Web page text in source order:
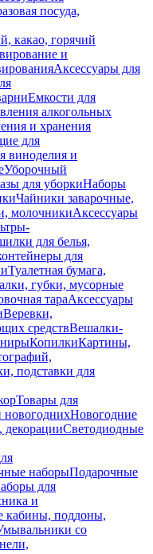
посуда,
какао, горячий
и
Аксессуары для
Емкости для
алкогольных
и хранения
для
виноделия и
Уборочный
для уборкиНаборы
Чайники заварочные,
молочникиАксессуары
для белья,
для
Туалетная бумага,
губки, мусорные
тараАксессуары
Веревки,
средствВешалки-
КопилкиКартины,
подставки для
Товары для
новогоднихНовогодние
Светодиодные
наборыПодарочные
для
и
кабины, поддоны,
со